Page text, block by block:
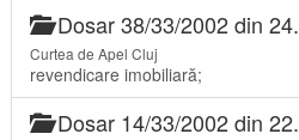
Dosar 38/33/2002 din
Curtea de Apel Cluj
revendicare imobiliară;
Dosar 14/33/2002 din